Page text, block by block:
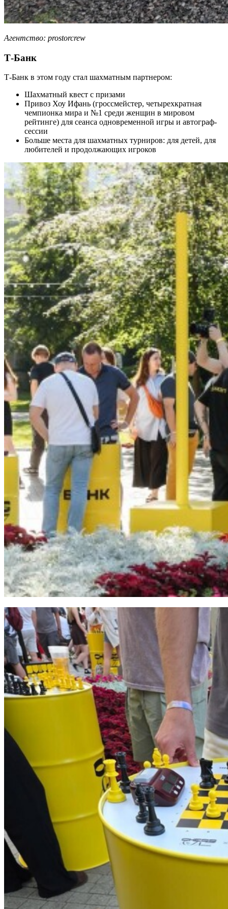
Агентство: prostorcrew
Т-Банк
Т-Банк в этом году стал шахматным партнером:
Шахматный квест с призами
Привоз Хоу Ифань (гроссмейстер, четырехкратная
чемпионка мира и №1 среди женщин в мировом
рейтинге) для сеанса одновременной игры и автограф-
сессии
Больше места для шахматных турниров: для детей, для
любителей и продолжающих игроков